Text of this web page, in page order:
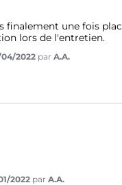
finalement une fois
lors de l'entretien.
2022 par A.A.
2022 par A.A.